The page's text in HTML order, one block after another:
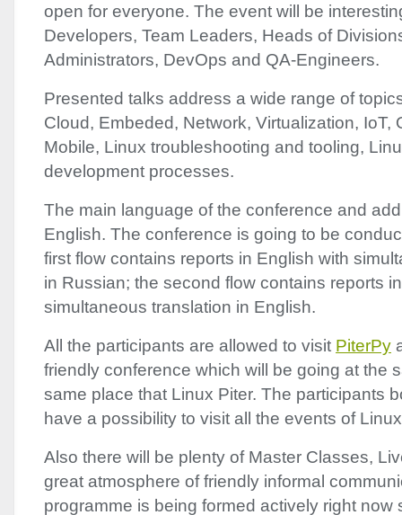
open for everyone. The event will be
Developers, Team Leaders, Heads of
Administrators, DevOps and QA-Engineers.
Presented talks address a wide range of
Cloud, Embeded, Network, Virtualization, IoT,
Mobile, Linux troubleshooting and tooling,
development processes.
The main language of the conference and
English. The conference is going to be
first flow contains reports in English with
in Russian; the second flow contains reports
simultaneous translation in English.
All the participants are allowed to visit PiterPy
friendly conference which will be going at the
same place that Linux Piter. The participants
have a possibility to visit all the events of
Also there will be plenty of Master Classes,
great atmosphere of friendly informal
programme is being formed actively right now